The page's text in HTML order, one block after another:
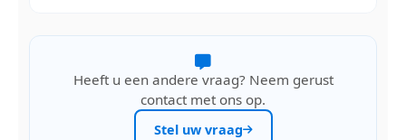
Heeft u een andere vraag? Neem gerust
contact met ons op.
Stel uw vraag